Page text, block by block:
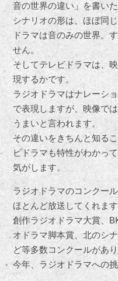
音の世界の違い」を書い
シナリオの形は、ほぼ同
ドラマは音のみの世界。
せん。
そしてテレビドラマは、
現するかです。
ラジオドラマはナレーシ
で表現しますが、映像で
うまいと言われます。
その違いをきちんと知る
ビドラマも特性がわかっ
気がします。
ラジオドラマのコンクー
ほとんど放送してくれます
創作ラジオドラマ大賞、
オドラマ脚本賞、北のシ
ど等多数コンクールがあり
今年、ラジオドラマへの